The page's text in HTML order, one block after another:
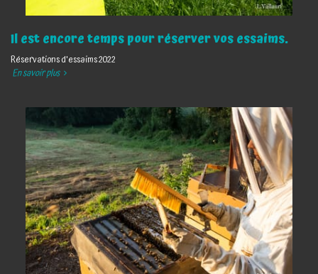
Il est encore temps pour réserver vos essaims.
Réservations d'essaims 2022
En savoir plus